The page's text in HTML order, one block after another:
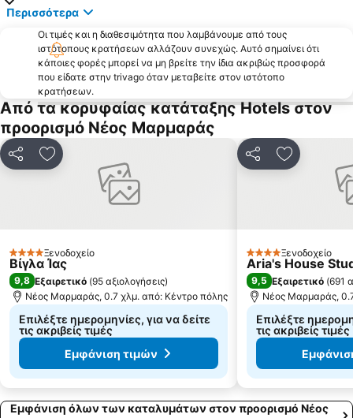
Σίβηρη
Χανιώτης
Τορώνη
Φούρκα
Κακούδια
Ποσείδι
Ελαιώνας
Ξηροποτάμι
Μαρίνα Πόρτο Καρράς
Σάνη
Λιμάνι Τρυπητής
Νεα Σκιώνη
Περισσότερα
Οι τιμές και η διαθεσιμότητα που λαμβάνουμε από τους
ιστότοπους κρατήσεων αλλάζουν συνεχώς. Αυτό σημαίνει ότι
κάποιες φορές μπορεί να μη βρείτε την ίδια ακριβώς προσφορά
που είδατε στην trivago όταν μεταβείτε στον ιστότοπο
κρατήσεων.
Από τα κορυφαίας κατάταξης Hotels στον
προορισμό Νέος Μαρμαράς
ΚοινοποίησηΠροσθήκη στα αγαπημένα
4 ΑστέριαΞενοδοχείο
Βίγλα Ίας
9,8 Εξαιρετικό (95 αξιολογήσεις)
Νέος Μαρμαράς, 0.7 χλμ. από: Κέντρο πόλης
Επιλέξτε ημερομηνίες, για να δείτε
τις ακριβείς τιμές
Εμφάνιση τιμών
ΚοινοποίησηΠροσθήκη
4 ΑστέριαΞενοδοχείο
Aria's House
9,5 Εξαιρετικό (691
Νέος Μαρμαράς,
Επιλέξτε
τις ακριβείς τιμές
Εμφάνιση όλων των καταλυμάτων στον προορισμό Νέος